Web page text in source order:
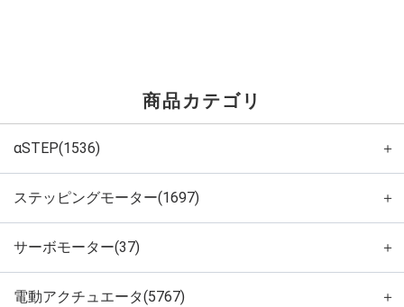
商品カテゴリ
αSTEP(1536) ＋
ステッピングモーター(1697) ＋
サーボモーター(37) ＋
電動アクチュエータ(5767) ＋